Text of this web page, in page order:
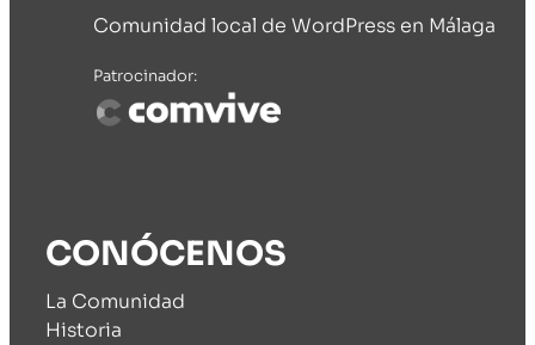
Comunidad local de WordPress en Málaga
Patrocinador:
CONÓCENOS
La Comunidad
Historia